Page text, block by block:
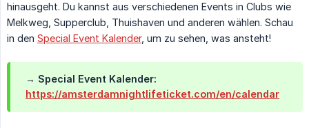
hinausgeht. Du kannst aus verschiedenen Events in Clubs wie
Melkweg, Supperclub, Thuishaven und anderen wählen. Schau
in den Special Event Kalender, um zu sehen, was ansteht!
→ Special Event Kalender:
https://amsterdamnightlifeticket.com/en/calendar